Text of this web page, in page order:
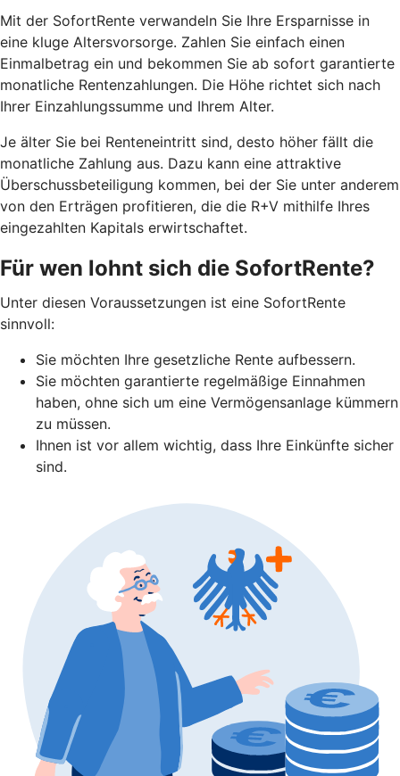
Mit der SofortRente verwandeln Sie Ihre Ersparnisse in
eine kluge Altersvorsorge. Zahlen Sie einfach einen
Einmalbetrag ein und bekommen Sie ab sofort garantierte
monatliche Rentenzahlungen. Die Höhe richtet sich nach
Ihrer Einzahlungssumme und Ihrem Alter.
Je älter Sie bei Renteneintritt sind, desto höher fällt die
monatliche Zahlung aus. Dazu kann eine attraktive
Überschussbeteiligung kommen, bei der Sie unter anderem
von den Erträgen profitieren, die die R+V mithilfe Ihres
eingezahlten Kapitals erwirtschaftet.
Für wen lohnt sich die SofortRente?
Unter diesen Voraussetzungen ist eine SofortRente
sinnvoll:
Sie möchten Ihre gesetzliche Rente aufbessern.
Sie möchten garantierte regelmäßige Einnahmen
haben, ohne sich um eine Vermögensanlage kümmern
zu müssen.
Ihnen ist vor allem wichtig, dass Ihre Einkünfte sicher
sind.